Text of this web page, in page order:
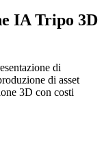
IA Tripo 3D
di
di asset
3D con costi